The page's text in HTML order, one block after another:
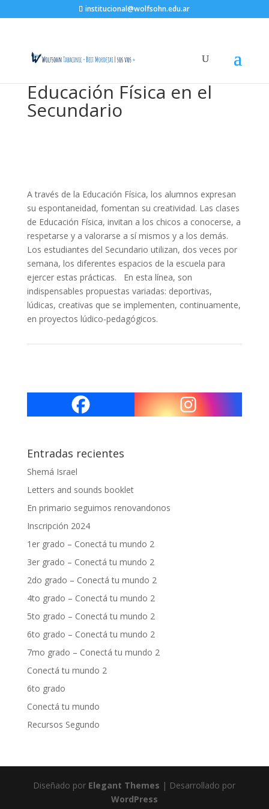
institucional@wolfsohn.edu.ar
Educación Física en el
Secundario
A través de la Educación Física, los alumnos expresan
su espontaneidad, fomentan su creatividad. Las clases
de Educación Física, invitan a los chicos a conocerse, a
respetarse y a valorarse a sí mismos y a los demás.
Los estudiantes del Secundario utilizan, dos veces por
semana, los diferentes espacios de la escuela para
ejercer estas prácticas. En esta línea, son
indispensables propuestas variadas: deportivas,
lúdicas, creativas que se implementen, continuamente,
en proyectos lúdico-pedagógicos.
Entradas recientes
Shemá Israel
Letters and sounds booklet
En primario seguimos renovandonos
Inscripción 2024
1er grado – Conectá tu mundo 2
3er grado – Conectá tu mundo 2
2do grado – Conectá tu mundo 2
4to grado – Conectá tu mundo 2
5to grado – Conectá tu mundo 2
6to grado – Conectá tu mundo 2
7mo grado – Conectá tu mundo 2
Conectá tu mundo 2
6to grado
Conectá tu mundo
Recursos Segundo
Diseñado por Elegant Themes | Desarrollado por
WordPress